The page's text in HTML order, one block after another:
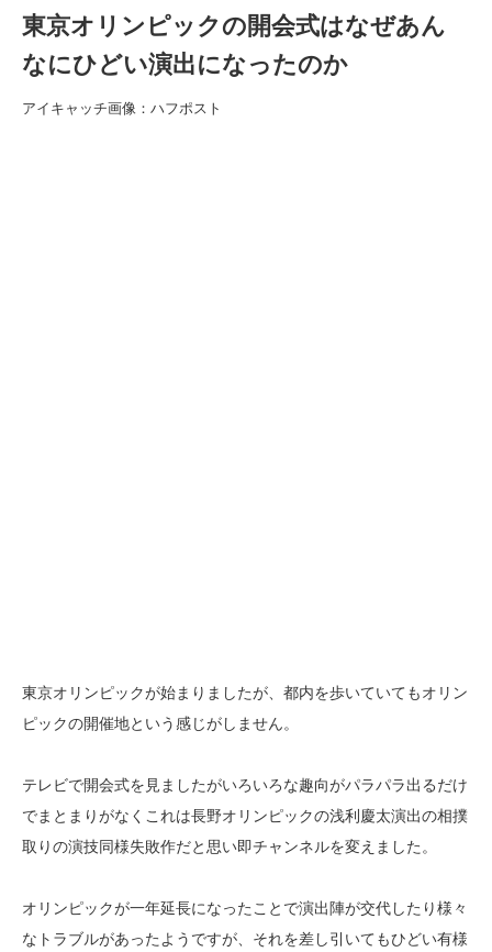
東京オリンピックの開会式はなぜあん
なにひどい演出になったのか
アイキャッチ画像：ハフポスト
東京オリンピックが始まりましたが、都内を歩いていてもオリン
ピックの開催地という感じがしません。
テレビで開会式を見ましたがいろいろな趣向がパラパラ出るだけ
でまとまりがなくこれは長野オリンピックの浅利慶太演出の相撲
取りの演技同様失敗作だと思い即チャンネルを変えました。
オリンピックが一年延長になったことで演出陣が交代したり様々
なトラブルがあったようですが、それを差し引いてもひどい有様